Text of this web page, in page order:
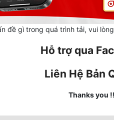
đề gì trong quá trình tải, vui
Hỗ trợ qua
Liên Hệ Bản
Thanks you